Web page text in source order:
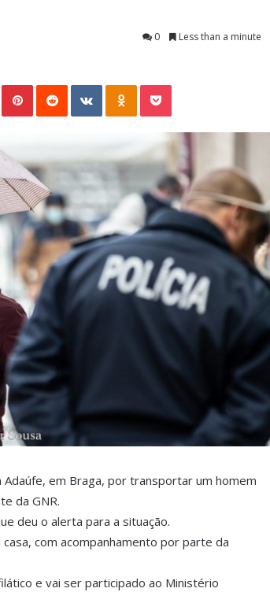
0
Less than a minute
Tumblr VKontakte
em Braga, por transportar um homem
da GNR.
deu o alerta para a situação.
com acompanhamento por parte da
e vai ser participado ao Ministério